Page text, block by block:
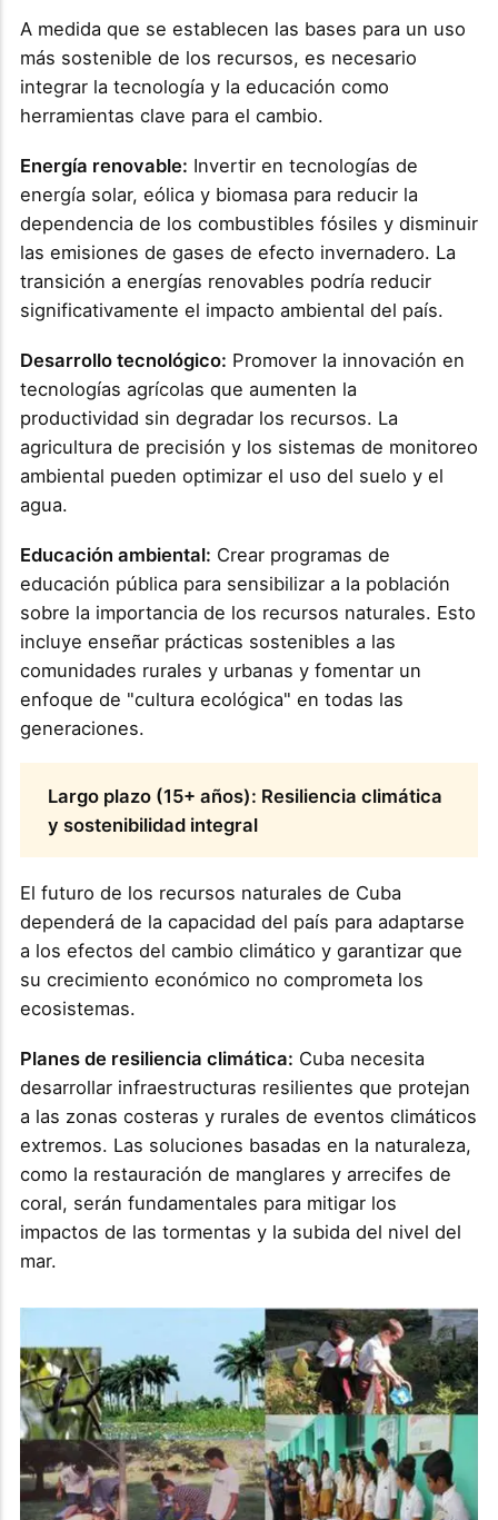
A medida que se establecen las bases para un uso
más sostenible de los recursos, es necesario
integrar la tecnología y la educación como
herramientas clave para el cambio.
Energía renovable: Invertir en tecnologías de
energía solar, eólica y biomasa para reducir la
dependencia de los combustibles fósiles y disminuir
las emisiones de gases de efecto invernadero. La
transición a energías renovables podría reducir
significativamente el impacto ambiental del país.
Desarrollo tecnológico: Promover la innovación en
tecnologías agrícolas que aumenten la
productividad sin degradar los recursos. La
agricultura de precisión y los sistemas de monitoreo
ambiental pueden optimizar el uso del suelo y el
agua.
Educación ambiental: Crear programas de
educación pública para sensibilizar a la población
sobre la importancia de los recursos naturales. Esto
incluye enseñar prácticas sostenibles a las
comunidades rurales y urbanas y fomentar un
enfoque de "cultura ecológica" en todas las
generaciones.
Largo plazo (15+ años): Resiliencia climática
y sostenibilidad integral
El futuro de los recursos naturales de Cuba
dependerá de la capacidad del país para adaptarse
a los efectos del cambio climático y garantizar que
su crecimiento económico no comprometa los
ecosistemas.
Planes de resiliencia climática: Cuba necesita
desarrollar infraestructuras resilientes que protejan
a las zonas costeras y rurales de eventos climáticos
extremos. Las soluciones basadas en la naturaleza,
como la restauración de manglares y arrecifes de
coral, serán fundamentales para mitigar los
impactos de las tormentas y la subida del nivel del
mar.